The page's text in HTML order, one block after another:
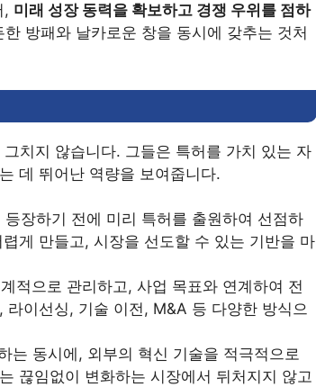
, 미래 성장 동력을 확보하고 경쟁 우위를 점하
방패와 날카로운 창을 동시에 갖추는 것처
치지 않습니다. 그들은 특허를 가치 있는 자
데 뛰어난 역량을 보여줍니다.
장하기 전에 미리 특허를 출원하여 선점하
게 만들고, 시장을 선도할 수 있는 기반을 마
적으로 관리하고, 사업 목표와 연계하여 전
이선싱, 기술 이전, M&A 등 다양한 방식으
는 동시에, 외부의 혁신 기술을 적극적으로
끊임없이 변화하는 시장에서 뒤처지지 않고